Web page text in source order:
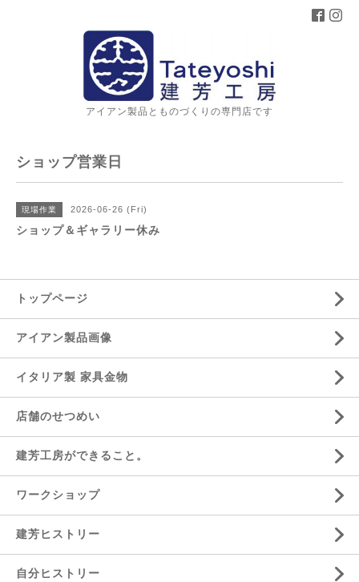
アイアン製品とものづくりの専門店です
ショップ営業日
現場作業 2026-06-26 (Fri)
ショップ＆ギャラリー休み
トップページ
アイアン製品画像
イタリア製 家具金物
店舗のせつめい
建芳工房ができること。
ワークショップ
建芳ヒストリー
自分ヒストリー